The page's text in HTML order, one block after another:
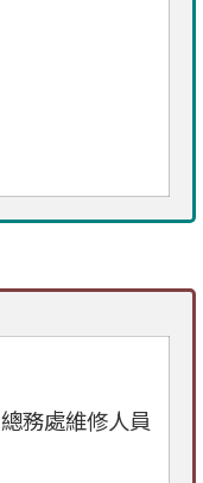
總務處維修人員